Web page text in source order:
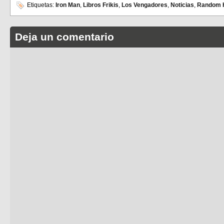
Etiquetas: Iron Man, Libros Frikis, Los Vengadores, Noticias, Random
Deja un comentario